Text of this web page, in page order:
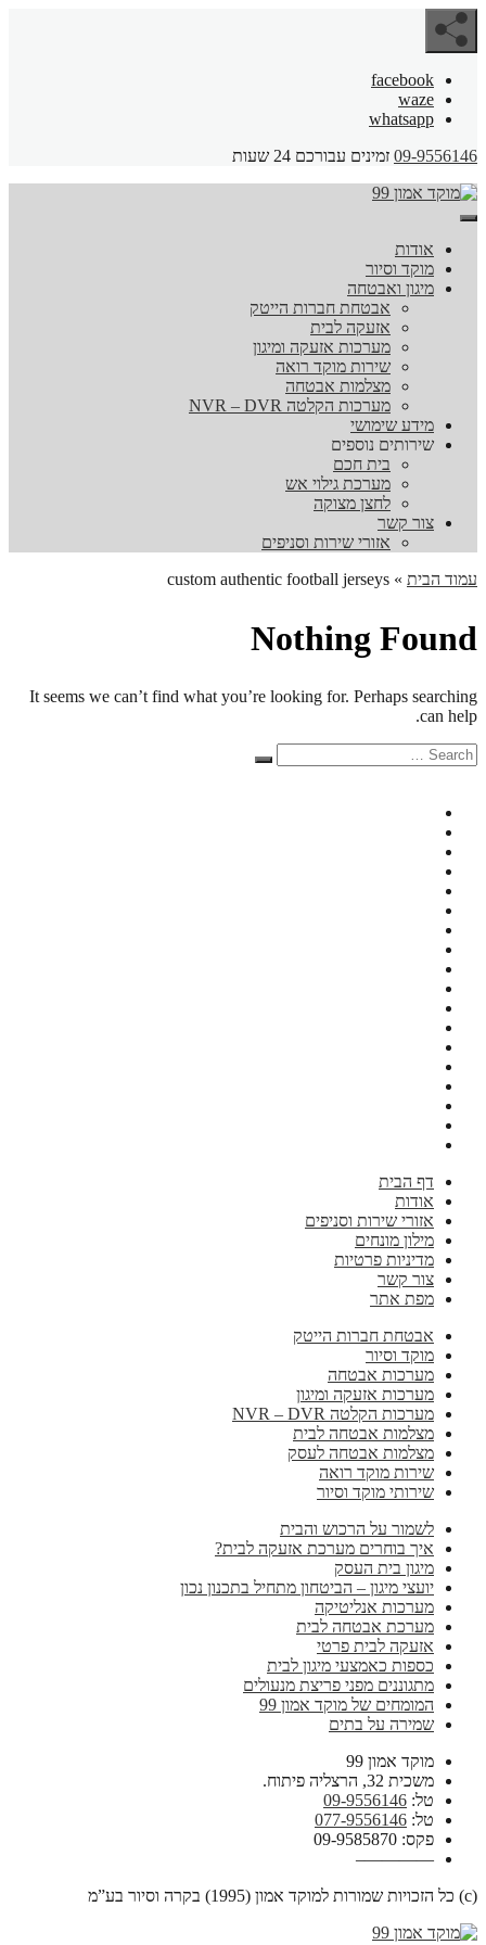
facebook
waze
whatsapp
09-9556146 זמינים עבורכם 24 שעות
אודות
מוקד וסיור
מיגון ואבטחה
אבטחת חברות הייטק
אזעקה לבית
מערכות אזעקה ומיגון
שירות מוקד רואה
מצלמות אבטחה
מערכות הקלטה NVR – DVR
מידע שימושי
שירותים נוספים
בית חכם
מערכת גילוי אש
לחצן מצוקה
צור קשר
אזורי שירות וסניפים
עמוד הבית »
custom authentic football jerseys
Nothing Found
It seems we can’t find what you’re looking for. Perhaps searching
can help.
Search
for:
Search
דף הבית
אודות
אזורי שירות וסניפים
מילון מונחים
מדיניות פרטיות
צור קשר
מפת אתר
אבטחת חברות הייטק
מוקד וסיור
מערכות אבטחה
מערכות אזעקה ומיגון
מערכות הקלטה NVR – DVR
מצלמות אבטחה לבית
מצלמות אבטחה לעסק
שירות מוקד רואה
שירותי מוקד וסיור
לשמור על הרכוש והבית
איך בוחרים מערכת אזעקה לבית?
מיגון בית העסק
יועצי מיגון – הביטחון מתחיל בתכנון נכון
מערכות אנליטיקה
מערכת אבטחה לבית
אזעקה לבית פרטי
כספות כאמצעי מיגון לבית
מתגוננים מפני פריצת מנעולים
המומחים של מוקד אמון 99
שמירה על בתים
מוקד אמון 99
משכית 32, הרצליה פיתוח.
טל: 09-9556146
טל: 077-9556146
פקס: 09-9585870
————–
(c) כל הזכויות שמורות למוקד אמון (1995) בקרה וסיור בע”מ